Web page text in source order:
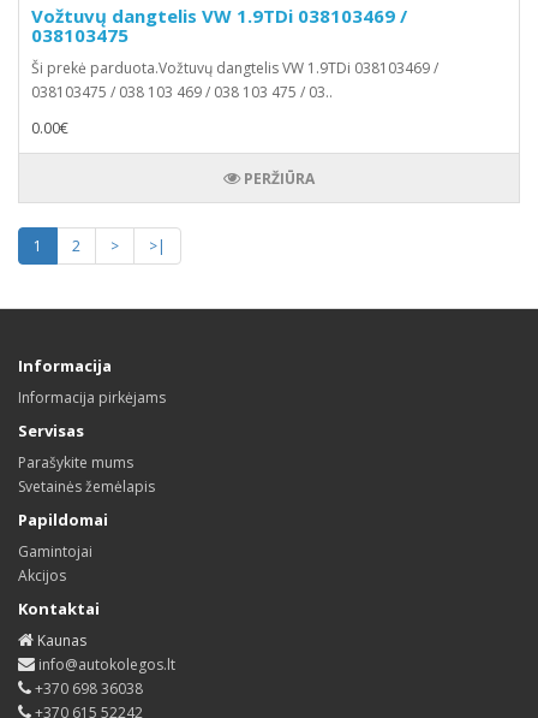
Vožtuvų dangtelis VW 1.9TDi 038103469 /
038103475
Ši prekė parduota.Vožtuvų dangtelis VW 1.9TDi 038103469 /
038103475 / 038 103 469 / 038 103 475 / 03..
0.00€
PERŽIŪRA
1 2 > >|
Informacija
Informacija pirkėjams
Servisas
Parašykite mums
Svetainės žemėlapis
Papildomai
Gamintojai
Akcijos
Kontaktai
Kaunas
info@autokolegos.lt
+370 698 36038
+370 615 52242